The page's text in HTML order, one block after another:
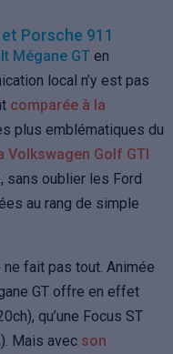
Porsche 911
Mégane GT en
local n’y est pas
comparée à la
plus emblématiques du
Volkswagen Golf GTI
sans oublier les Ford
au rang de simple
ne fait pas tout. Animée
GT offre en effet
qu’une Focus ST
Mais avec son